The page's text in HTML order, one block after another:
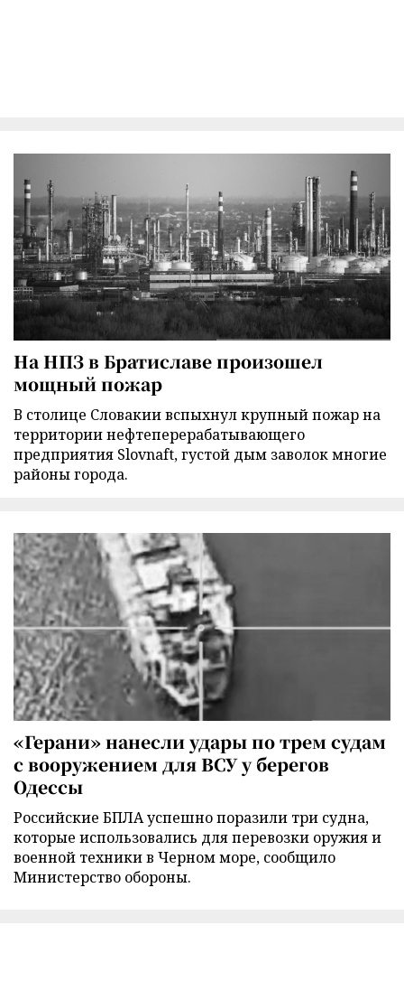
На НПЗ в Братиславе произошел
мощный пожар
В столице Словакии вспыхнул крупный пожар на
территории нефтеперерабатывающего
предприятия Slovnaft, густой дым заволок многие
районы города.
«Герани» нанесли удары по трем судам
с вооружением для ВСУ у берегов
Одессы
Российские БПЛА успешно поразили три судна,
которые использовались для перевозки оружия и
военной техники в Черном море, сообщило
Министерство обороны.